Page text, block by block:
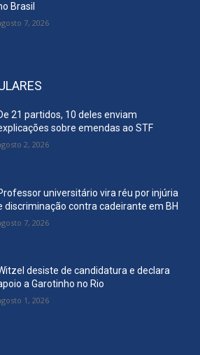
Brasil
7, 2026
21 partidos, 10 deles enviam
sobre emendas ao STF
2, 2026
universitário vira réu por injúria
discriminação contra cadeirante em BH
7, 2026
desiste de candidatura e declara
a Garotinho no Rio
1, 2026